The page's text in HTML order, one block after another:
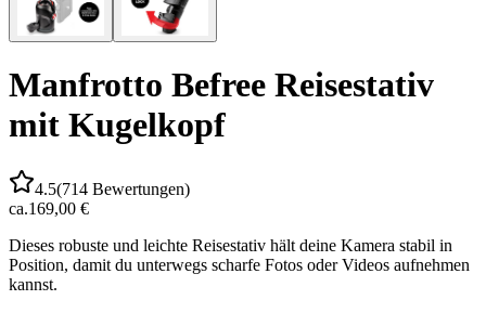
Manfrotto Befree Reisestativ
mit Kugelkopf
4.5(714 Bewertungen)
ca.169,00 €
Dieses robuste und leichte Reisestativ hält deine Kamera stabil in
Position, damit du unterwegs scharfe Fotos oder Videos aufnehmen
kannst.